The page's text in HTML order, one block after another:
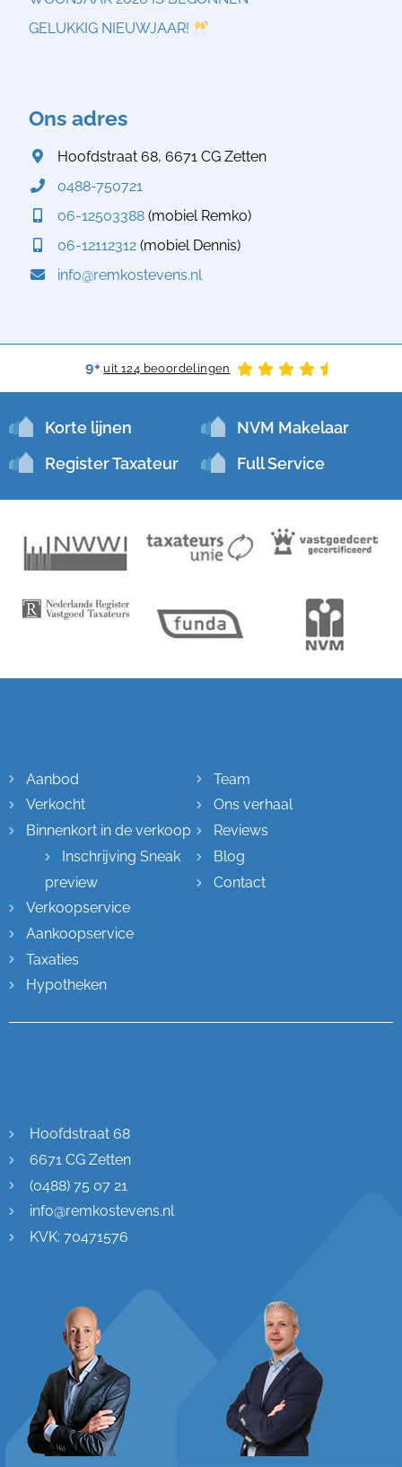
GELUKKIG NIEUWJAAR!
Ons adres
Hoofdstraat 68, 6671 CG Zetten
0488-750721
06-12503388 (mobiel Remko)
06-12112312 (mobiel Dennis)
info@remkostevens.nl
9+ uit 124 beoordelingen
Korte lijnen
NVM Makelaar
Register Taxateur
Full Service
Aanbod
Verkocht
Binnenkort in de verkoop
Inschrijving Sneak
preview
Verkoopservice
Aankoopservice
Taxaties
Hypotheken
Team
Ons verhaal
Reviews
Blog
Contact
Hoofdstraat 68
6671 CG Zetten
(0488) 75 07 21
info@remkostevens.nl
KVK: 70471576